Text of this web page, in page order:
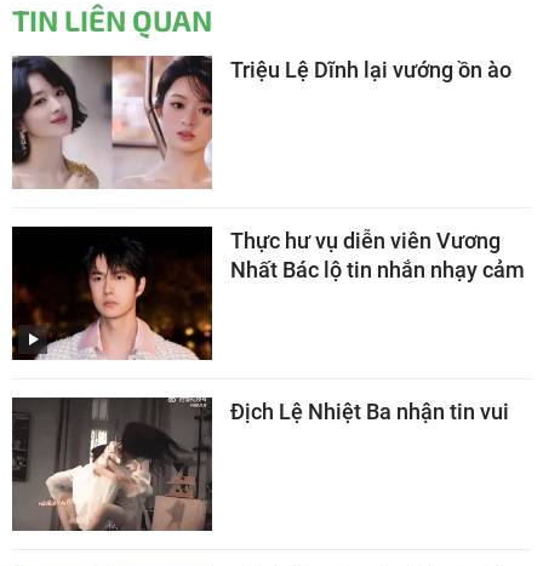
TIN LIÊN QUAN
Triệu Lệ Dĩnh lại vướng ồn ào
Thực hư vụ diễn viên Vương
Nhất Bác lộ tin nhắn nhạy cảm
Địch Lệ Nhiệt Ba nhận tin vui